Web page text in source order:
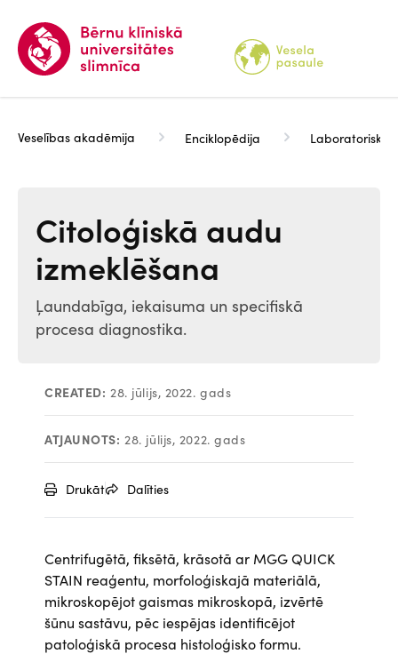
galveno
saturu
Veselības akadēmija Enciklopēdija Laboratoriskie
Citoloģiskā audu
izmeklēšana
Ļaundabīga, iekaisuma un specifiskā
procesa diagnostika.
CREATED: 28. jūlijs, 2022. gads
ATJAUNOTS: 28. jūlijs, 2022. gads
Drukāt Dalīties
Centrifugētā, fiksētā, krāsotā ar MGG QUICK
STAIN reaģentu, morfoloģiskajā materiālā,
mikroskopējot gaismas mikroskopā, izvērtē
šūnu sastāvu, pēc iespējas identificējot
patoloģiskā procesa histoloģisko formu.